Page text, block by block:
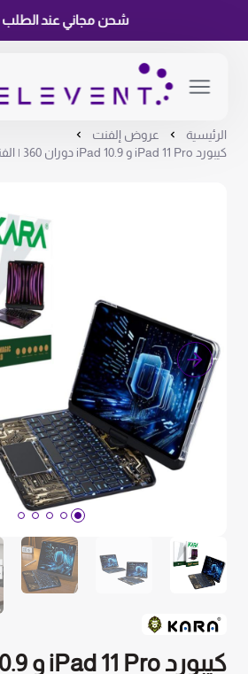
شحن مجاني عند الطلب 399 ريال
الرئيسية
عروض إلفنت
كيبورد iPad 11 Pro و iPad 10.9 دوران 360 | الفنت